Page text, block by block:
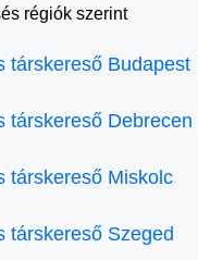
régiók szerint
társkereső Budapest
társkereső Debrecen
társkereső Miskolc
társkereső Szeged